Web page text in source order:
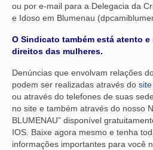
ou por e-mail para a Delegacia da
e Idoso em Blumenau
O Sindicato também está atento
direitos das mulheres.
Denúncias que envolvam relações
podem ser realizadas através do
ou através do telefones de suas
no site e também através do nosso
BLUMENAU” disponível
IOS. Baixe agora mesmo e tenha
informações importantes para você